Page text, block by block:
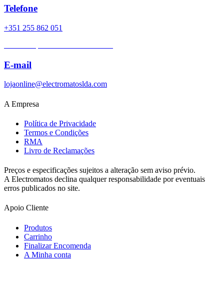
Telefone
+351 255 862 051
E-mail
lojaonline@electromatoslda.com
A Empresa
Política de Privacidade
Termos e Condições
RMA
Livro de Reclamações
Preços e especificações sujeitos a alteração sem aviso prévio.
A Electromatos declina qualquer responsabilidade por eventuais
erros publicados no site.
Apoio Cliente
Produtos
Carrinho
Finalizar Encomenda
A Minha conta